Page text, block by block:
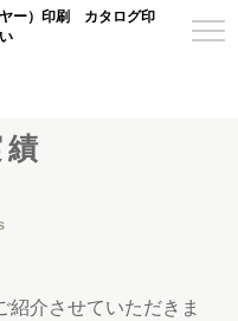
ー）印刷 カタログ印
紹介させていただきま